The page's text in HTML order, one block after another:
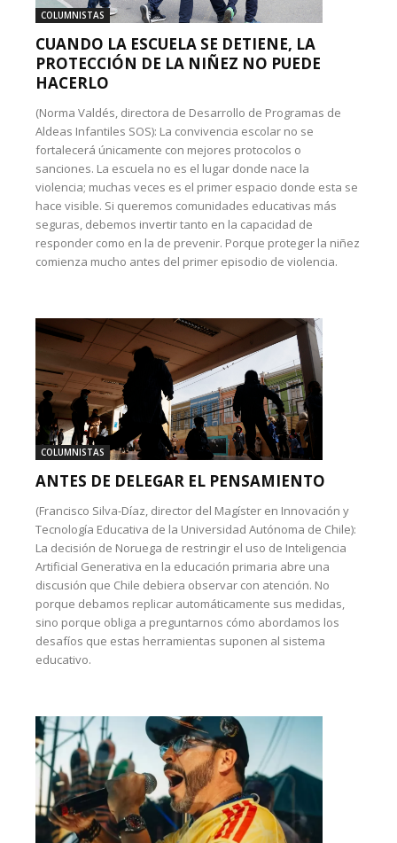
COLUMNISTAS
CUANDO LA ESCUELA SE DETIENE, LA
PROTECCIÓN DE LA NIÑEZ NO PUEDE
HACERLO
(Norma Valdés, directora de Desarrollo de Programas de
Aldeas Infantiles SOS): La convivencia escolar no se
fortalecerá únicamente con mejores protocolos o
sanciones. La escuela no es el lugar donde nace la
violencia; muchas veces es el primer espacio donde esta se
hace visible. Si queremos comunidades educativas más
seguras, debemos invertir tanto en la capacidad de
responder como en la de prevenir. Porque proteger la niñez
comienza mucho antes del primer episodio de violencia.
COLUMNISTAS
ANTES DE DELEGAR EL PENSAMIENTO
(Francisco Silva-Díaz, director del Magíster en Innovación y
Tecnología Educativa de la Universidad Autónoma de Chile):
La decisión de Noruega de restringir el uso de Inteligencia
Artificial Generativa en la educación primaria abre una
discusión que Chile debiera observar con atención. No
porque debamos replicar automáticamente sus medidas,
sino porque obliga a preguntarnos cómo abordamos los
desafíos que estas herramientas suponen al sistema
educativo.